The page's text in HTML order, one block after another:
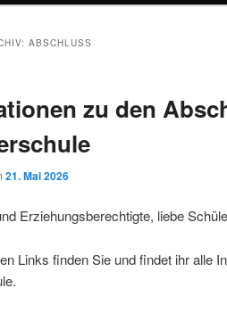
ABSCHLUSS
zu den
21. Mai 2026
Erziehungsberechtigte, liebe
Links finden Sie und findet ihr alle